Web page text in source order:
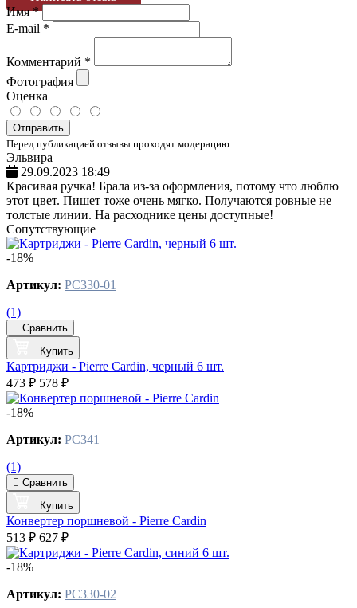
Имя*
E-mail *
Комментарий *
Фотография
Оценка
Отправить
Перед публикацией отзывы проходят модерацию
Эльвира
29.09.2023 18:49
Красивая ручка! Брала из-за оформления, потому что люблю
этот цвет. Пишет тоже очень мягко. Получаются ровные не
толстые линии. На расходнике цены доступные!
Сопутствующие
-18%
Артикул: PC330-01
(1)
Сравнить
Купить
Картриджи - Pierre Cardin, черный 6 шт.
473 ₽ 578 ₽
-18%
Артикул: PC341
(1)
Сравнить
Купить
Конвертер поршневой - Pierre Cardin
513 ₽ 627 ₽
-18%
Артикул: PC330-02